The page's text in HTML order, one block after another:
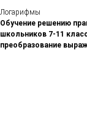
Логарифмы
Обучение решению
школьников 7-11
преобразование